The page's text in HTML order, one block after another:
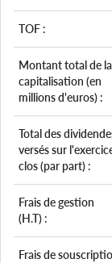
TOF :
Montant total de la
capitalisation (en
millions d'euros) :
Total des
versés sur
clos (par part) :
Frais de gestion
(H.T) :
Frais de